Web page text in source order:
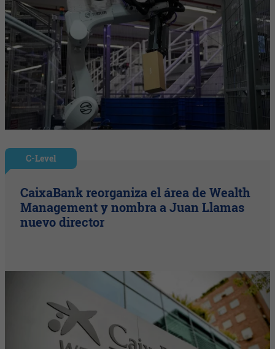
C-Level
CaixaBank reorganiza el área de Wealth
Management y nombra a Juan Llamas
nuevo director